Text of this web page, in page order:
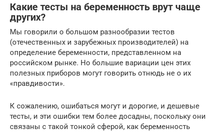
Какие тесты на беременность врут чаще
других?
Мы говорили о большом разнообразии тестов
(отечественных и зарубежных производителей) на
определение беременности, представленном на
российском рынке. Но большие вариации цен этих
полезных приборов могут говорить отнюдь не о их
«правдивости».
К сожалению, ошибаться могут и дорогие, и дешевые
тесты, и эти ошибки тем более досадны, поскольку они
связаны с такой тонкой сферой, как беременность